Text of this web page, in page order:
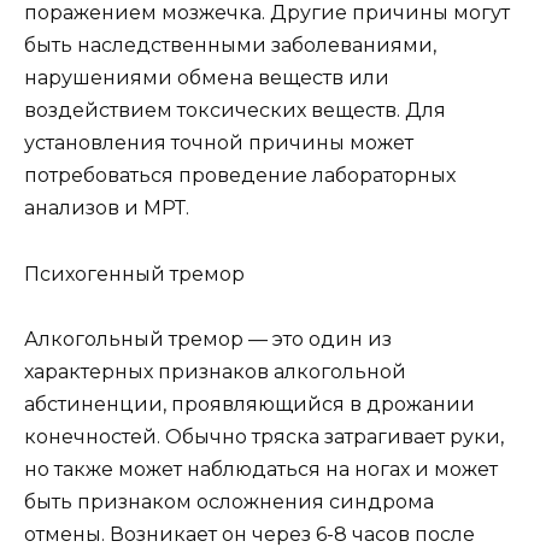
поражением мозжечка. Другие причины могут
быть наследственными заболеваниями,
нарушениями обмена веществ или
воздействием токсических веществ. Для
установления точной причины может
потребоваться проведение лабораторных
анализов и МРТ.
Психогенный тремор
Алкогольный тремор — это один из
характерных признаков алкогольной
абстиненции, проявляющийся в дрожании
конечностей. Обычно тряска затрагивает руки,
но также может наблюдаться на ногах и может
быть признаком осложнения синдрома
отмены. Возникает он через 6-8 часов после